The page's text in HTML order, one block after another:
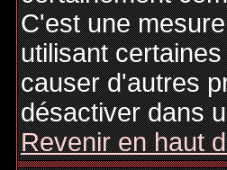
C'est une
utilisant
causer d'autres
désactiver dans
Revenir en haut